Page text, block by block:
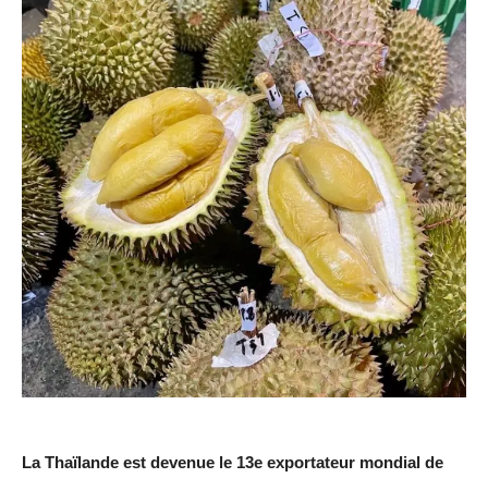
La Thaïlande est devenue le 13e exportateur mondial de